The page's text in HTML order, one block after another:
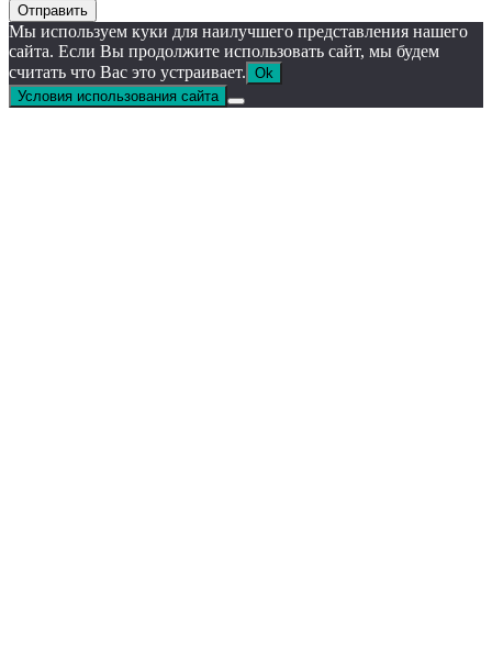
Отправить
Мы используем куки для наилучшего представления нашего
сайта. Если Вы продолжите использовать сайт, мы будем
считать что Вас это устраивает. Ok
Условия использования сайта